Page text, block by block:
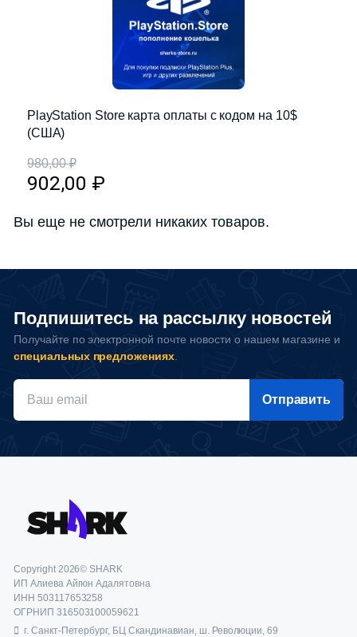
PlayStation Store карта оплаты с кодом на 10$
(США)
980,00₽
902,00 ₽
Вы еще не смотрели никаких товаров.
Подпишитесь на рассылку новостей
Получайте по электронной почте новости о нашем магазине и
специальных предложениях
Отправить
Copyright 2026© SHARK
ИП Алиева Айгюн Адалятовна
ИНН 503117653258
ОГРНИП 316503100059621
г. Санкт-Петербург, БЦ Скандинавиан, ш. Революции, 69